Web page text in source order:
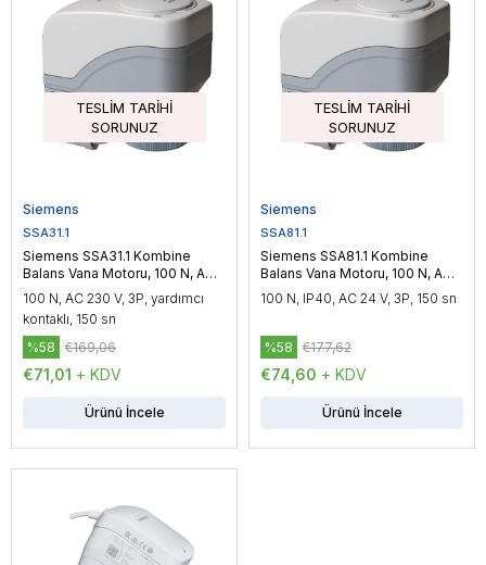
TESLIM TARIHI
SORUNUZ
Siemens
SSA31.1
Siemens SSA31.1 Kombine
Balans Vana Motoru, 100 N, AC
230 V, 150 sn
100 N, AC 230 V, 3P, yardımcı
kontaklı, 150 sn
€71,01 + KDV
%58 €169,06
Ürünü İncele
TESLIM TARIHI
SORUNUZ
Siemens
SSA81.1
Siemens SSA81.1 Kombine
Balans Vana Motoru, 100 N, AC
24 V, 150 sn
100 N, IP40, AC 24 V, 3P, 150 sn
€74,60 + KDV
%58 €177,62
Ürünü İncele